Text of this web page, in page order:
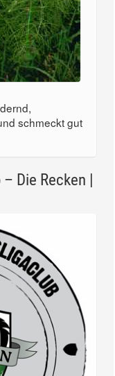
schmeckt gut
Die Recken |